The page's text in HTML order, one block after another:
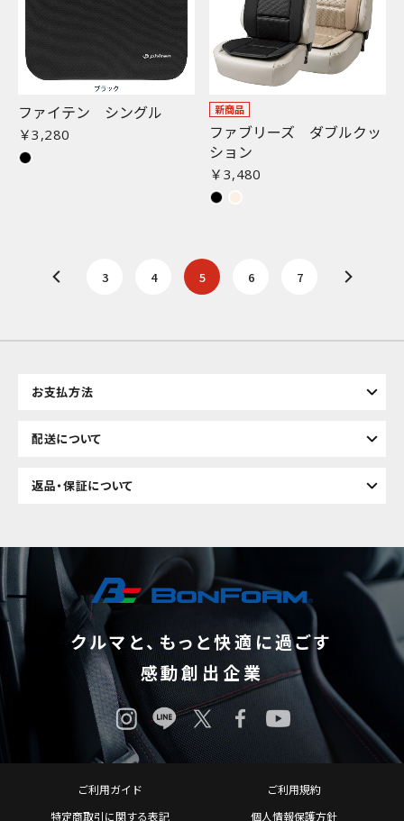
ファイテン シングル
￥3,280
新商品
ファブリーズ ダブルクッ
ション
￥3,480
3 4 5 6 7
お支払方法
配送について
返品・保証について
クルマと、もっと快適に過ごす
感動創出企業
ご利用ガイド
ご利用規約
特定商取引に関する表記
個人情報保護方針